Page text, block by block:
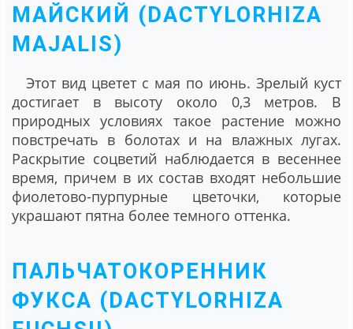
МАЙСКИЙ (DACTYLORHIZA
MAJALIS)
Этот вид цветет с мая по июнь. Зрелый куст
достигает в высоту около 0,3 метров. В
природных условиях такое растение можно
повстречать в болотах и на влажных лугах.
Раскрытие соцветий наблюдается в весеннее
время, причем в их состав входят небольшие
фиолетово-пурпурные цветочки, которые
украшают пятна более темного оттенка.
ПАЛЬЧАТОКОРЕННИК
ФУКСА (DACTYLORHIZA